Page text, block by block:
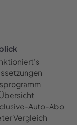
Auto-Abo
Vergleich